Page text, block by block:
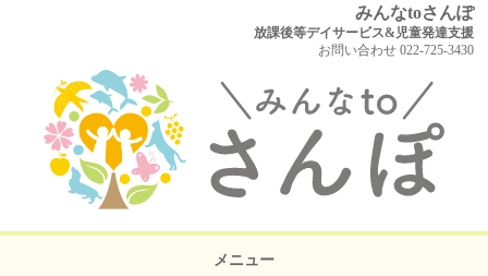
みんなtoさんぽ
放課後等デイサービス&児童発達支援
お問い合わせ 022-725-3430
メニュー